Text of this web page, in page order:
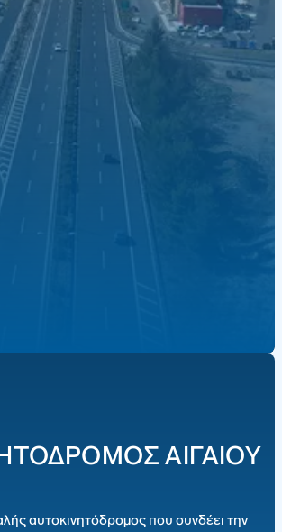
ΑΙΓΑΙΟΥ
αυτοκινητόδρομος που συνδέει την